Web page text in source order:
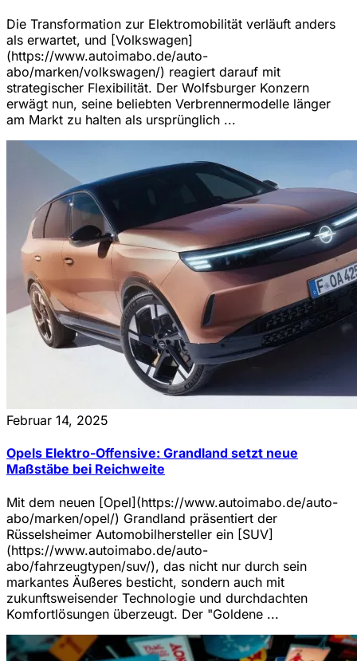
Die Transformation zur Elektromobilität verläuft anders
als erwartet, und [Volkswagen]
(https://www.autoimabo.de/auto-
abo/marken/volkswagen/) reagiert darauf mit
strategischer Flexibilität. Der Wolfsburger Konzern
erwägt nun, seine beliebten Verbrennermodelle länger
am Markt zu halten als ursprünglich ...
Februar 14, 2025
Opels Elektro-Offensive: Grandland setzt neue
Maßstäbe bei Reichweite
Mit dem neuen [Opel](https://www.autoimabo.de/auto-
abo/marken/opel/) Grandland präsentiert der
Rüsselsheimer Automobilhersteller ein [SUV]
(https://www.autoimabo.de/auto-
abo/fahrzeugtypen/suv/), das nicht nur durch sein
markantes Äußeres besticht, sondern auch mit
zukunftsweisender Technologie und durchdachten
Komfortlösungen überzeugt. Der "Goldene ...